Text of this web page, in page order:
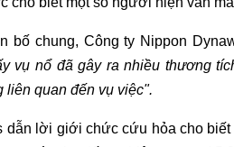
bố chung, Công ty Nippon
vụ nổ đã gây ra nhiều thương
liên quan đến vụ việc".
dẫn lời giới chức cứu hỏa cho